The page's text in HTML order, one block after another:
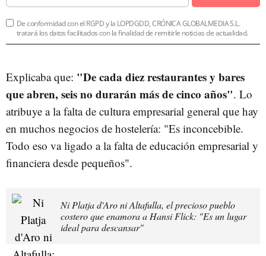
De conformidad con el RGPD y la LOPDGDD, CRÓNICA GLOBALMEDIA S.L.
tratará los datos facilitados con la finalidad de remitirle noticias de actualidad.
Explicaba que: "De cada diez restaurantes y bares
que abren, seis no durarán más de cinco años". Lo
atribuye a la falta de cultura empresarial general que hay
en muchos negocios de hostelería: "Es inconcebible.
Todo eso va ligado a la falta de educación empresarial y
financiera desde pequeños".
Ni Platja d'Aro ni Altafulla, el precioso pueblo
costero que enamora a Hansi Flick: "Es un lugar
ideal para descansar"